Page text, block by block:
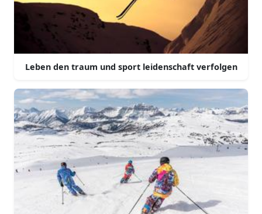
Leben den traum und sport leidenschaft verfolgen